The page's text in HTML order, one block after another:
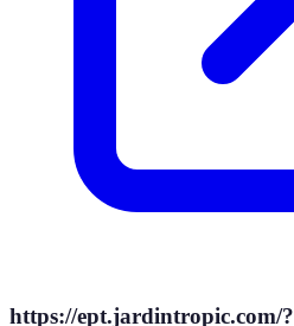
https://ept.jardintropic.com/?